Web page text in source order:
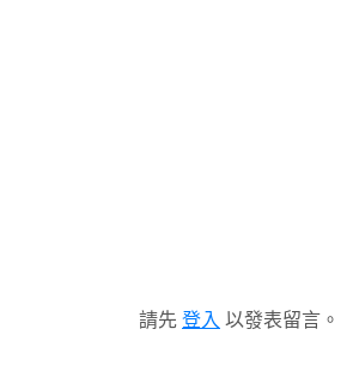
請先 登入 以發表留言。